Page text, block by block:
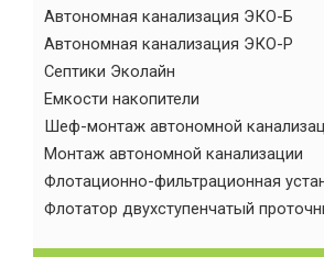
Автономная канализация ЭКО-Б
Автономная канализация ЭКО-Р
Септики Эколайн
Емкости накопители
Шеф-монтаж автономной
Монтаж автономной канализации
Флотационно-фильтрационная
Флотатор двухступенчатый